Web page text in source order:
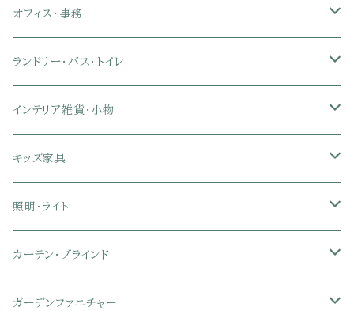
突っ張り棚・突っ張りラック
幅91～120cmテレビ台
幅121～150cmテレビ台
幅151～180cmテレビ台
キッチン用品
キッチン家電
シングル
ロフトベッド
2段ベッド
折りたたみベッド
ソファベッド
マットレス
セミシングル
シングル
セミシングル
シングル
ブランケット・毛布
布団カバー・敷きパッド
ひんやりマット（冷却マット）
こたつ布団
シングル
セミダブル
ダブル
ジョイントマット
2人用ダイニングテーブルセット
4人用ダイニングテーブルセット
6人用ダイニングテーブルセット
木製ダイニング
スチール脚ダイニング
センターテーブル
ガラステーブル
カウンターテーブル
伸縮式テーブル
L字デスク
収納付きデスク
キーボードスライダー付きデスク
学習机
ツインデスク
デスクセット
サイドワゴン・チェスト
ダイニングチェア・ベンチ
オフィスチェア
リクライニングチェア
ハイバックオフィスチェア
リビングチェア
スツール・オットマン
学習椅子
ファブリックチェア
革・レザー・合皮チェア
オフィス・事務
オフィスチェア
オフィスデスク
オフィス収納
オフィス雑貨
オフィス家電
ランドリー・バス・トイレ
ランドリーラック
タオルハンガー
洗濯カゴ・ワゴン
物干しスタンド
トイレ用品
インテリア雑貨・小物
タオル
食器・食器スタンド
キャニスター・ディスペンサー
コーヒーサーバー
キッズ家具
絵本ラック・本棚
ラック・ランドセルラック
おもちゃ・キッズ収納
照明・ライト
シーリングライト
シーリングファンライト
カーテン・ブラインド
ドレープカーテン
ガーデンファニチャー